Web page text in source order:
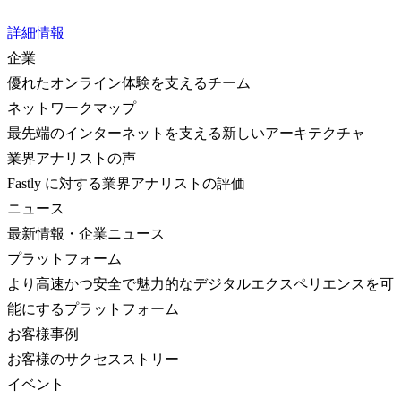
詳細情報
企業
優れたオンライン体験を支えるチーム
ネットワークマップ
最先端のインターネットを支える新しいアーキテクチャ
業界アナリストの声
Fastly に対する業界アナリストの評価
ニュース
最新情報・企業ニュース
プラットフォーム
より高速かつ安全で魅力的なデジタルエクスペリエンスを可
能にするプラットフォーム
お客様事例
お客様のサクセスストリー
イベント